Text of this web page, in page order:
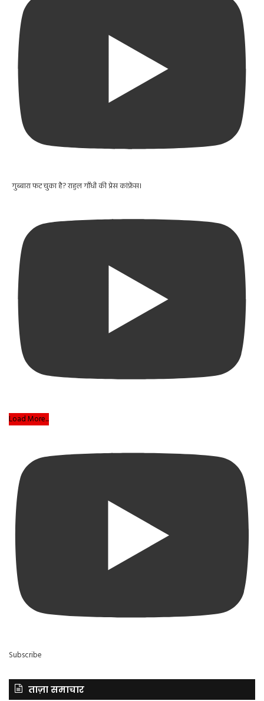
गुब्बारा फट चुका है? राहुल गाँधी की प्रेस कांफ्रेंस।
Load More...
Subscribe
ताज़ा समाचार